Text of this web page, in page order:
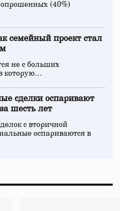
(40%)
семейный проект стал
не с больших
которую…
сделки оспаривают
шесть лет
с вторичной
оспариваются в